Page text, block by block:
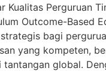
Kualitas Perguruan
Outcome-Based
bagi
yang kompeten,
tantangan global.